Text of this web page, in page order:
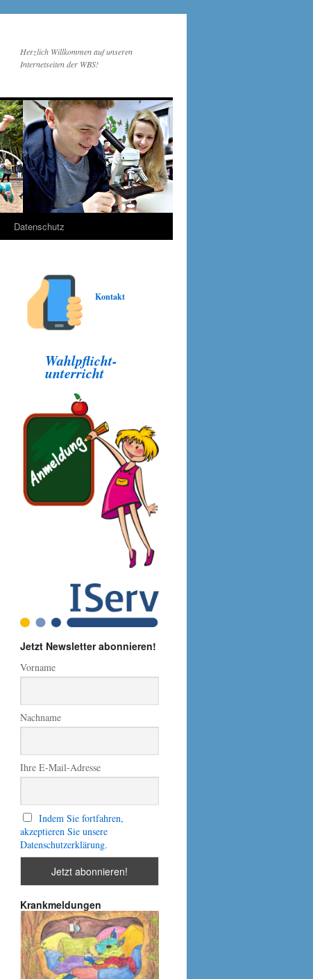
Herzlich Willkommen auf unseren
Internetseiten der WBS!
Datenschutz
Kontakt
Wahlpflicht-
unterricht
Jetzt Newsletter abonnieren!
Vorname
Nachname
Ihre E-Mail-Adresse
Indem Sie fortfahren,
akzeptieren Sie unsere
Datenschutzerklärung.
Krankmeldungen